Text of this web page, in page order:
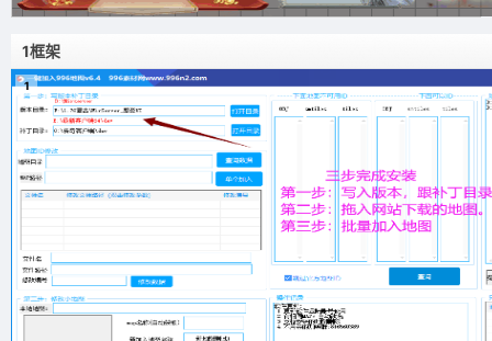
1框架
1